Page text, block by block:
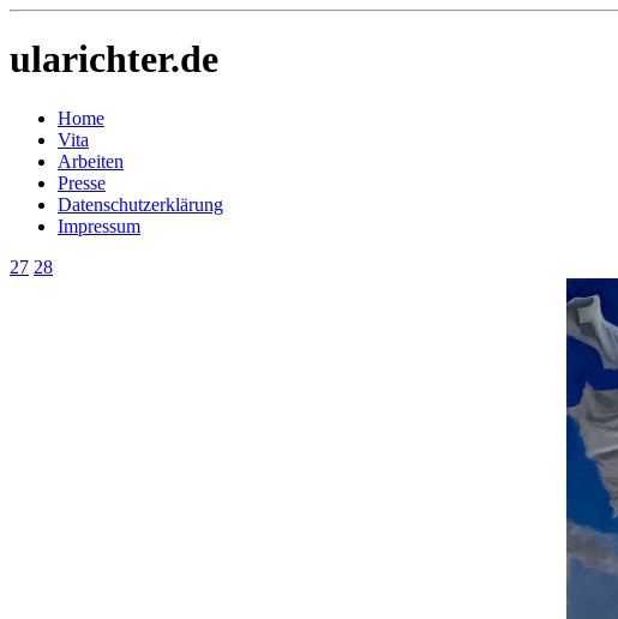
ularichter.de
Home
Vita
Arbeiten
Presse
Datenschutzerklärung
Impressum
27 28